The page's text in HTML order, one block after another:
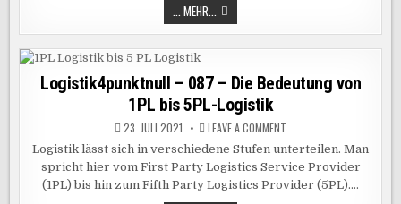
LOGISTIK?
... MEHR... LOGISTIK4PUNKTNULL
–
088
–
EIN
MILKRUN
SYSTEM
IN
DER
LOGISTIK?
Logistik4punktnull – 087 – Die Bedeutung von
1PL bis 5PL-Logistik
23. JULI 2021 LEAVE A COMMENT
–
087
–
DIE
BEDEUTUNG
Logistik lässt sich in verschiedene Stufen unterteilen. Man
spricht hier vom First Party Logistics Service Provider
(1PL) bis hin zum Fifth Party Logistics Provider (5PL)….